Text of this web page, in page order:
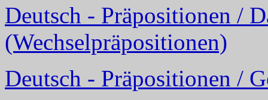
Deutsch - Präpositionen /
(Wechselpräpositionen)
Deutsch - Präpositionen /